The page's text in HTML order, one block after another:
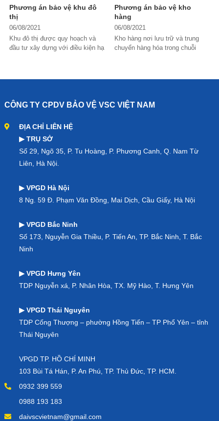
Phương án bảo vệ khu đô
thị
06/08/2021
Khu đô thị được quy hoạch và
đầu tư xây dựng với điều kiện hạ
Phương án bảo vệ kho
hàng
06/08/2021
Kho hàng nơi lưu trữ và trung
chuyển hàng hóa trong chuỗi
CÔNG TY CPDV BẢO VỆ VSC VIỆT NAM
ĐỊA CHỈ LIÊN HỆ
▶ TRỤ SỞ
Số 29, Ngõ 35, P. Tu Hoàng, P. Phương Canh, Q. Nam Từ
Liên, Hà Nội.
▶ VPGD Hà Nội
8 Ng. 59 Đ. Phạm Văn Đồng, Mai Dịch, Cầu Giấy, Hà Nội
▶ VPGD Bắc Ninh
Số 173, Nguyễn Gia Thiều, P. Tiến An, TP. Bắc Ninh, T. Bắc
Ninh
▶ VPGD Hưng Yên
TDP Nguyễn xá, P. Nhân Hòa, TX. Mỹ Hào, T. Hưng Yên
▶ VPGD Thái Nguyên
TDP Cống Thượng – phường Hồng Tiến – TP Phổ Yên – tỉnh
Thái Nguyên
VPGD TP. HỒ CHÍ MINH
103 Bùi Tá Hán, P. An Phú, TP. Thủ Đức, TP. HCM.
0932 399 559
0988 193 183
daivscvietnam@gmail.com